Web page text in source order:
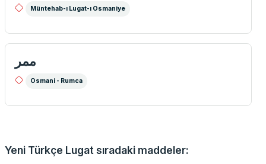
Müntehab-ı Lugat-ı Osmaniye
ممر
Osmani - Rumca
Yeni Türkçe Lugat sıradaki maddeler: